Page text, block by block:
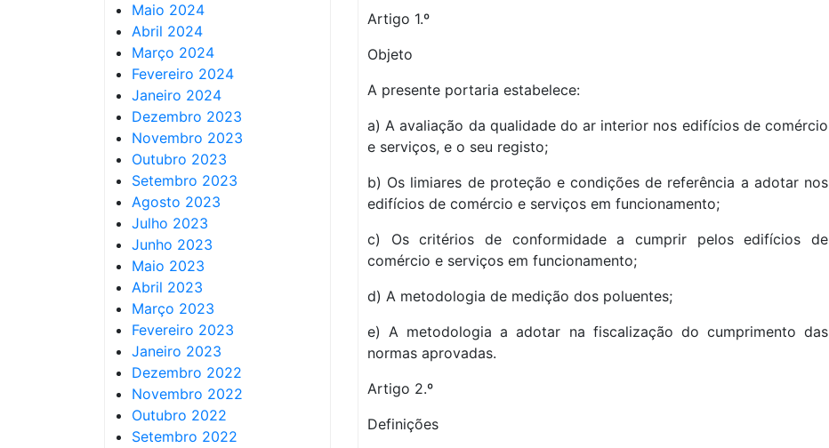
Maio 2024
Abril 2024
Março 2024
Fevereiro 2024
Janeiro 2024
Dezembro 2023
Novembro 2023
Outubro 2023
Setembro 2023
Agosto 2023
Julho 2023
Junho 2023
Maio 2023
Abril 2023
Março 2023
Fevereiro 2023
Janeiro 2023
Dezembro 2022
Novembro 2022
Outubro 2022
Setembro 2022
Artigo 1.º
Objeto
A presente portaria estabelece:
a) A avaliação da qualidade do ar interior nos edifícios de comércio
e serviços, e o seu registo;
b) Os limiares de proteção e condições de referência a adotar nos
edifícios de comércio e serviços em funcionamento;
c) Os critérios de conformidade a cumprir pelos edifícios de
comércio e serviços em funcionamento;
d) A metodologia de medição dos poluentes;
e) A metodologia a adotar na fiscalização do cumprimento das
normas aprovadas.
Artigo 2.º
Definições